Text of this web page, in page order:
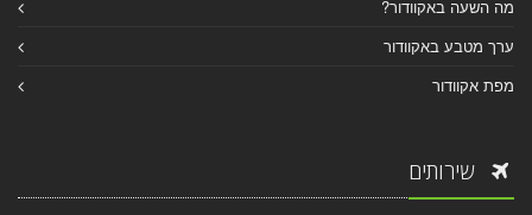
מה השעה באקוודור?
ערך מטבע באקוודור
מפת אקוודור
שירותים